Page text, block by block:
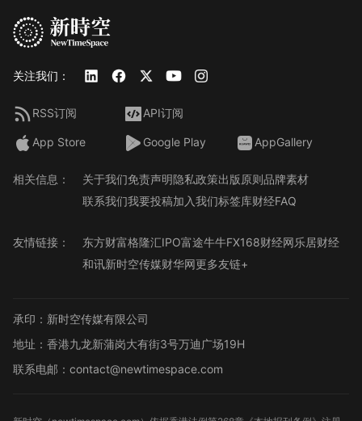
关注我们：
RSS订阅 API订阅
App Store Google Play AppGallery
相关信息： 关于我们免责声明隐私政策出版原则品牌素材
联系我们我要投稿加入我们标签库财经FAQ
友情链接： 东方财富格隆汇IPO富途牛牛FX168财经网乐居财经
和讯新时空传媒财华网更多友链+
承印：新时空传媒有限公司
地址：香港九龙新蒲岗大有街3号万迪广场19H
联系电邮：contact@newtimespace.com